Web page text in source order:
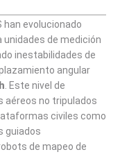
han evolucionado
de medición
inestabilidades de
angular
. Este nivel de
aéreos no tripulados
civiles como
guiados
de mapeo de